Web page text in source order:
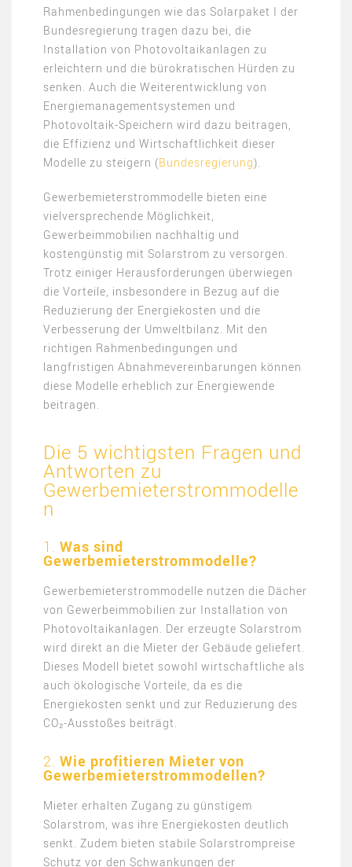
Rahmenbedingungen wie das Solarpaket I der
Bundesregierung tragen dazu bei, die
Installation von Photovoltaikanlagen zu
erleichtern und die bürokratischen Hürden zu
senken. Auch die Weiterentwicklung von
Energiemanagementsystemen und
Photovoltaik-Speichern wird dazu beitragen,
die Effizienz und Wirtschaftlichkeit dieser
Modelle zu steigern​ (Bundesregierung)​​​.
Gewerbemieterstrommodelle bieten eine
vielversprechende Möglichkeit,
Gewerbeimmobilien nachhaltig und
kostengünstig mit Solarstrom zu versorgen.
Trotz einiger Herausforderungen überwiegen
die Vorteile, insbesondere in Bezug auf die
Reduzierung der Energiekosten und die
Verbesserung der Umweltbilanz. Mit den
richtigen Rahmenbedingungen und
langfristigen Abnahmevereinbarungen können
diese Modelle erheblich zur Energiewende
beitragen.
Die 5 wichtigsten Fragen und
Antworten zu
Gewerbemieterstrommodelle
n
1. Was sind
Gewerbemieterstrommodelle?
Gewerbemieterstrommodelle nutzen die Dächer
von Gewerbeimmobilien zur Installation von
Photovoltaikanlagen. Der erzeugte Solarstrom
wird direkt an die Mieter der Gebäude geliefert.
Dieses Modell bietet sowohl wirtschaftliche als
auch ökologische Vorteile, da es die
Energiekosten senkt und zur Reduzierung des
CO₂-Ausstoßes beiträgt.
2. Wie profitieren Mieter von
Gewerbemieterstrommodellen?
Mieter erhalten Zugang zu günstigem
Solarstrom, was ihre Energiekosten deutlich
senkt. Zudem bieten stabile Solarstrompreise
Schutz vor den Schwankungen der